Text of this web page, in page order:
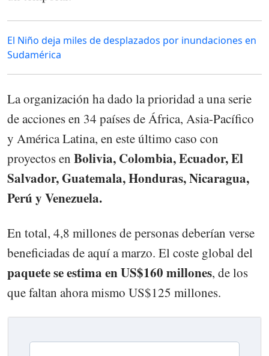
El Niño deja miles de desplazados por inundaciones en
Sudamérica
La organización ha dado la prioridad a una serie
de acciones en 34 países de África, Asia-Pacífico
y América Latina, en este último caso con
proyectos en Bolivia, Colombia, Ecuador, El
Salvador, Guatemala, Honduras, Nicaragua,
Perú y Venezuela.
En total, 4,8 millones de personas deberían verse
beneficiadas de aquí a marzo. El coste global del
paquete se estima en US$160 millones, de los
que faltan ahora mismo US$125 millones.